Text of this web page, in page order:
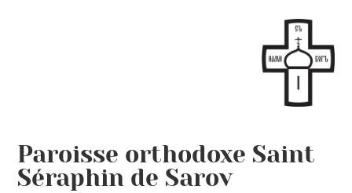
Paroisse orthodoxe Saint
Séraphin de Sarov